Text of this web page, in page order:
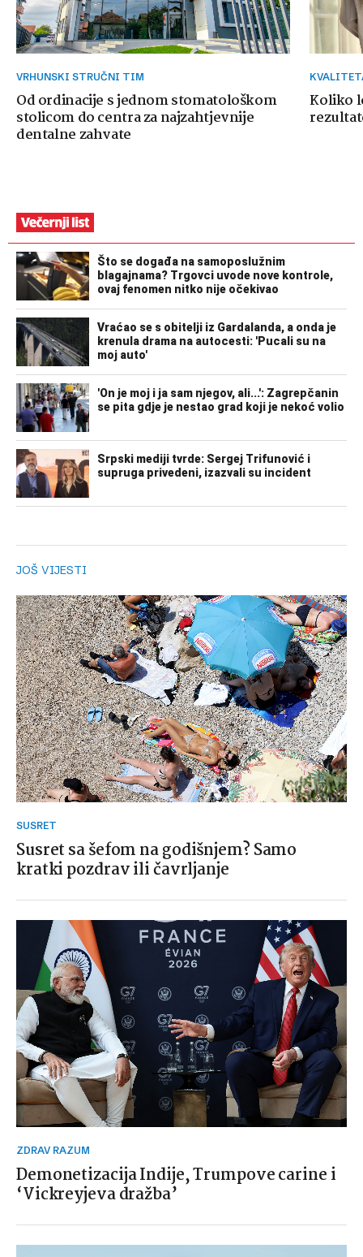
VRHUNSKI STRUČNI TIM
Od ordinacije s jednom stomatološkom
stolicom do centra za najzahtjevnije
dentalne zahvate
Koliko
JOŠ VIJESTI
SUSRET
Susret sa šefom na godišnjem? Samo
kratki pozdrav ili čavrljanje
ZDRAV RAZUM
Demonetizacija Indije, Trumpove carine i
‘Vickreyjeva dražba’